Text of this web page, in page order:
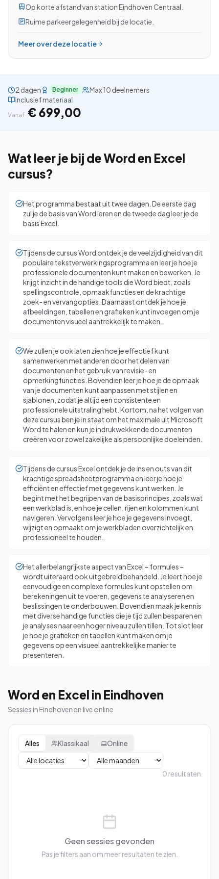
Bekijk alle cursussen
Bel ons: 023-5513409
Gratis studiegids downloaden
4.8/5 15.000+ deelnemers
Op korte afstand van station Eindhoven Centraal.
Ruime parkeergelegenheid bij de locatie.
Meer over deze locatie
2 dagen Beginner
Max 10 deelnemers
Inclusief materiaal
Vanaf € 699,00
Wat leer je bij deWord en Excel
cursus?
Het programma bestaat uit twee dagen. De eerste dag
zul je de basis van Word leren en de tweede dag leer je de
basis Excel.
Tijdens de cursus Word ontdek je de veelzijdigheid van dit
populaire tekstverwerkingsprogramma en leer je hoe je
professionele documenten kunt maken en bewerken. Je
krijgt inzicht in de handige tools die Word biedt, zoals
spellingscontrole, opmaakfuncties en de krachtige
zoek- en vervangopties. Daarnaast ontdek je hoe je
afbeeldingen, tabellen en grafieken kunt invoegen om je
documenten visueel aantrekkelijk te maken.
We zullen je ook laten zien hoe je effectief kunt
samenwerken met anderen door het delen van
documenten en het gebruik van revisie- en
opmerkingfuncties. Bovendien leer je hoe je de opmaak
van je documenten kunt aanpassen met stijlen en
sjablonen, zodat je altijd een consistente en
professionele uitstraling hebt. Kortom, na het volgen van
deze cursus ben je in staat om het maximale uit Microsoft
Word te halen en kun je indrukwekkende documenten
creëren voor zowel zakelijke als persoonlijke doeleinden.
Tijdens de cursus Excel ontdek je de ins en outs van dit
krachtige spreadsheetprogramma en leer je hoe je
efficiënt en effectief met gegevens kunt werken. Je
begint met het begrijpen van de basisprincipes, zoals wat
een werkblad is, en hoe je cellen, rijen en kolommen kunt
navigeren. Vervolgens leer je hoe je gegevens invoegt,
wijzigt en opmaakt om je werkbladen overzichtelijk en
professioneel te houden.
Het allerbelangrijkste aspect van Excel – formules –
wordt uiteraard ook uitgebreid behandeld. Je leert hoe je
eenvoudige en complexe formules kunt opstellen om
berekeningen uit te voeren, gegevens te analyseren en
beslissingen te onderbouwen. Bovendien maak je kennis
met diverse handige functies die je tijd zullen besparen en
je analyses naar een hoger niveau zullen tillen. Tot slot leer
je hoe je grafieken en tabellen kunt maken om je
gegevens op een visueel aantrekkelijke manier te
presenteren.
Word en Excel in Eindhoven
Sessies in Eindhoven en live online
Alles Klassikaal Online
0 resultaten
Geen sessies gevonden
Pas je filters aan om meer resultaten te zien.